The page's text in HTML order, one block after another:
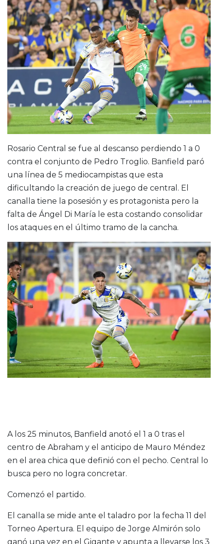
Rosario Central se fue al descanso perdiendo 1 a 0
contra el conjunto de Pedro Troglio. Banfield paró
una línea de 5 mediocampistas que esta
dificultando la creación de juego de central. El
canalla tiene la posesión y es protagonista pero la
falta de Ángel Di María le esta costando consolidar
los ataques en el último tramo de la cancha.
A los 25 minutos, Banfield anotó el 1 a 0 tras el
centro de Abraham y el anticipo de Mauro Méndez
en el area chica que definió con el pecho. Central lo
busca pero no logra concretar.
Comenzó el partido.
El canalla se mide ante el taladro por la fecha 11 del
Torneo Apertura. El equipo de Jorge Almirón solo
ganó una vez en el Gigante y apunta a llevarse los 3